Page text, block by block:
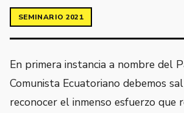
SEMINARIO 2021
En primera instancia a nombre del
Comunista Ecuatoriano debemos
reconocer el inmenso esfuerzo que